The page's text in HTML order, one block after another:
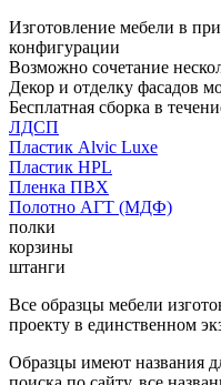
Изготовление мебели в
конфигурации
Возможно сочетание
Декор и отделку фасадов
Бесплатная сборка в
ЛДСП
Пластик Alvic Luxe
Пластик HPL
Пленка ПВХ
Полотно АГТ (МДФ)
полки
корзины
штанги
Все образцы мебели
проекту в единственном
Образцы имеют названия